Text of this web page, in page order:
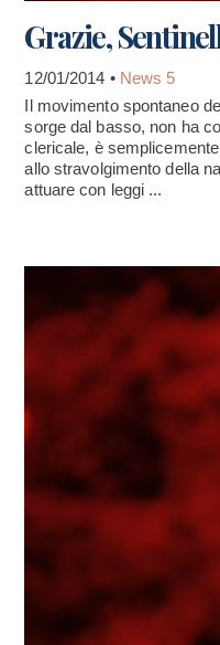
Grazie,
12/01/2014 • News 5
Il movimento spontaneo
sorge dal basso, non ha
clericale, è
allo stravolgimento della
attuare con leggi ...